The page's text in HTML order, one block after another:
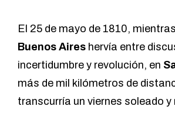
El 25 de mayo de 1810,
Buenos Aires hervía entre
incertidumbre y revolución, en
más de mil kilómetros de
transcurría un viernes soleado y